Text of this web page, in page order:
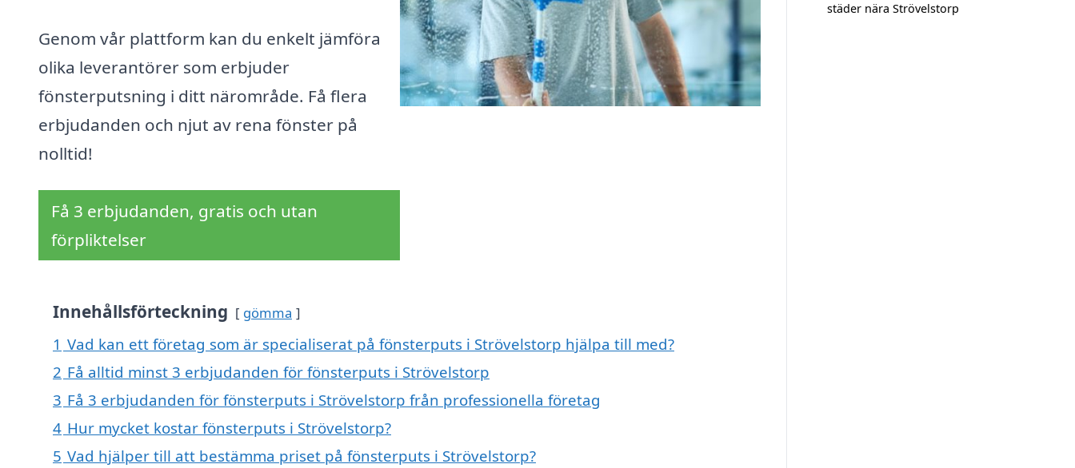
Genom vår plattform kan du enkelt jämföra
olika leverantörer som erbjuder
fönsterputsning i ditt närområde. Få flera
erbjudanden och njut av rena fönster på
nolltid!
Få 3 erbjudanden, gratis och utan
förpliktelser
Innehållsförteckning gömma
1 Vad kan ett företag som är specialiserat på fönsterputs i Strövelstorp hjälpa till med?
2 Få alltid minst 3 erbjudanden för fönsterputs i Strövelstorp
3 Få 3 erbjudanden för fönsterputs i Strövelstorp från professionella företag
4 Hur mycket kostar fönsterputs i Strövelstorp?
5 Vad hjälper till att bestämma priset på fönsterputs i Strövelstorp?
städer nära Strövelstorp